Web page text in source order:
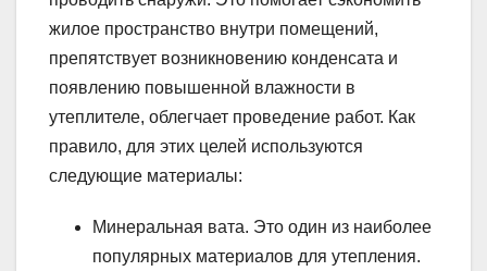
жилое пространство внутри помещений,
препятствует возникновению конденсата и
появлению повышенной влажности в
утеплителе, облегчает проведение работ. Как
правило, для этих целей используются
следующие материалы:
Минеральная вата. Это один из наиболее
популярных материалов для утепления.